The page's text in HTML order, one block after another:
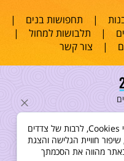
| תחפושות בנים |
| תלבושות למחול |
| צור קשר
לידיעתך, באתרנו נעשה שימוש בקבצי Cookies, לרבות של צדדים
חוויית הגלישה והצגת
מהווה את הסכמתך